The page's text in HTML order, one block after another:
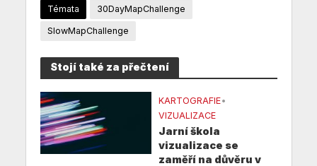
Témata 30DayMapChallenge
SlowMapChallenge
Stojí také za přečtení
KARTOGRAFIE•
VIZUALIZACE
Jarní škola
vizualizace se
zaměří na důvěru v